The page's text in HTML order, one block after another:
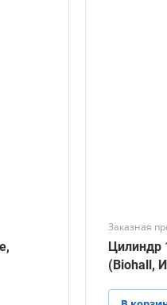
Заказная
Цилиндр
(Biohall,